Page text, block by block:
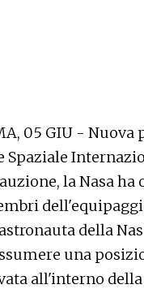
05 GIU - Nuova
Spaziale
la Nasa
della
una
all'interno